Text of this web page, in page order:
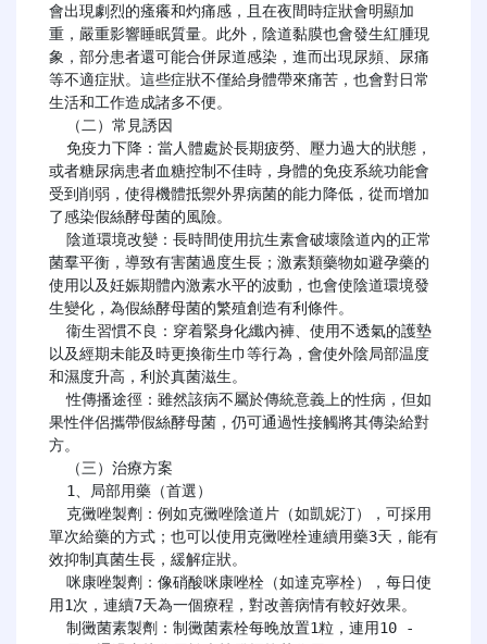
會出現劇烈的瘙癢和灼痛感，且在夜間時症狀會明顯加
重，嚴重影響睡眠質量。此外，陰道黏膜也會發生紅腫現
象，部分患者還可能合併尿道感染，進而出現尿頻、尿痛
等不適症狀。這些症狀不僅給身體帶來痛苦，也會對日常
生活和工作造成諸多不便。
或者糖尿病患者血糖控制不佳時，身體的免疫系統功能會
受到削弱，使得機體抵禦外界病菌的能力降低，從而增加
了感染假絲酵母菌的風險。
菌羣平衡，導致有害菌過度生長；激素類藥物如避孕藥的
使用以及妊娠期體內激素水平的波動，也會使陰道環境發
生變化，為假絲酵母菌的繁殖創造有利條件。
以及經期未能及時更換衞生巾等行為，會使外陰局部温度
和濕度升高，利於真菌滋生。
  性傳播途徑：雖然該病不屬於傳統意義上的性病，但如
果性伴侶攜帶假絲酵母菌，仍可通過性接觸將其傳染給對
方。
單次給藥的方式；也可以使用克黴唑栓連續用藥3天，能有
效抑制真菌生長，緩解症狀。
用1次，連續7天為一個療程，對改善病情有較好效果。